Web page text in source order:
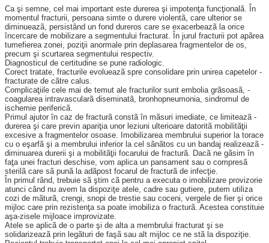
Ca şi semne, cel mai im­portant este durerea şi im­potenţa funcţionalã. În
mo­mentul fracturii, persoana simte o durere violentã, care ulterior se
diminueazã, ­per­sistând un fond dureros care se exa­cerbeazã la orice
încercare de mobilizare a segmentului frac­turat. În jurul fracturii pot apãrea
tumefierea zonei, poziţii anormale prin deplasarea frag­mentelor de os,
precum şi scur­tarea segmentului respectiv.
Diagnosticul de certitudine se pune radiologic.
Corect tratate, fracturile evo­lueazã spre consolidare prin unirea capetelor ­
fracturate de cãtre calus.
Complicaţiile cele mai de temut ale fracturilor sunt em­bolia grãsoasã, ­
coagularea in­travascularã diseminatã, bron­hopneumonia, ­sindromul de
ischemie ­perifericã.
Primul ajutor în caz de fracturã constã în mãsuri ime­diate, ce limiteazã ­
durerea şi care previn apariţia unor leziuni ­ulterioare datoritã mobilitãţii
excesive a fragmentelor osoase. Imobilizarea ­membrului su­perior la torace
cu o eşarfã şi a membrului inferior la cel sã­nãtos cu un bandaj realizeazã ­
di­minuarea durerii şi a mobilitãţii focarului de ­fracturã. Dacã ne gãsim în
faţa unei frac­turi deschise, vom aplica un pansament sau o compresã
sterilã care sã punã la adãpost focarul de fracturã de infecţie.
În primul rând, trebuie sã ştim cã pentru a executa o imobilizare provizorie
atunci când nu avem la dispoziţe atele, cadre sau gutiere, putem utiliza
cozi de mãturã, crengi, snopi de trestie sau coceni, vergele de fier şi orice
mijloc care prin ­re­zistenţa sa poate imobiliza o fracturã. Acestea ­constituie
aşa-zisele mijloace improvizate.
Atele se aplicã de o parte şi de alta a membrului fracturat şi se
solidarizeazã prin ­legãturi de faşã sau alt mijloc ce ne stã la ­dispoziţie.